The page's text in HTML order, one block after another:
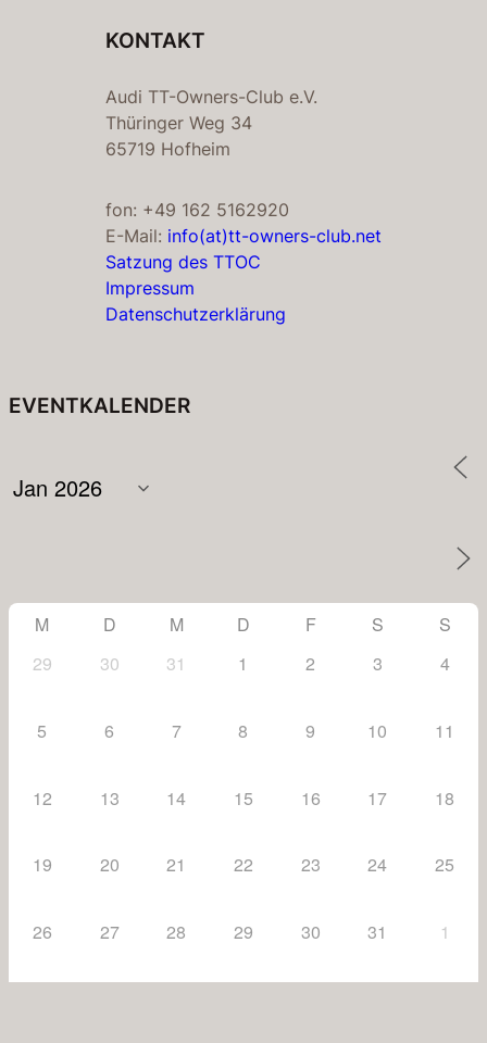
KONTAKT
Audi TT-Owners-Club e.V.
Thüringer Weg 34
65719 Hofheim
fon: +49 162 5162920
E-Mail: info(at)tt-owners-club.net
Satzung des TTOC
Impressum
Datenschutzerklärung
EVENTKALENDER
M D M D F S
S
29
30 31 1 2 3 4
5 6 7 8 9 10 11
12 13 14 15 16 17 18
19 20 21 22 23 24 25
26 27 28 29 30 31 1